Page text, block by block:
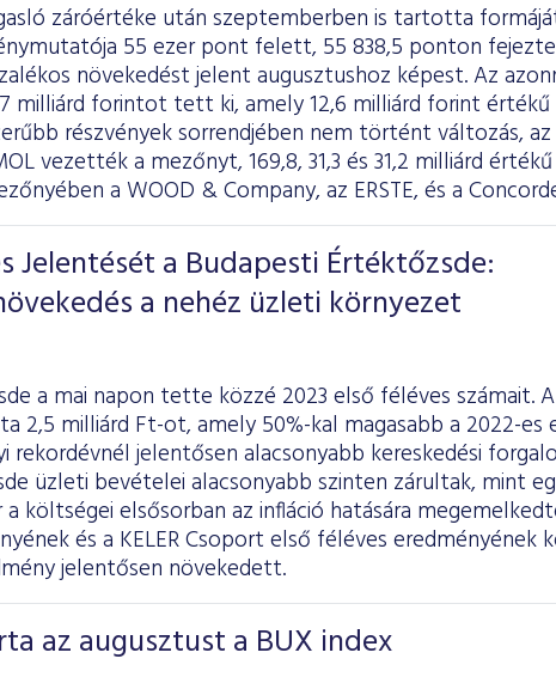
záróértéke után szeptemberben is tartotta
55 ezer pont felett, 55 838,5 ponton
növekedést jelent augusztushoz képest. Az
milliárd forintot tett ki, amely 12,6 milliárd forint értékű
részvények sorrendjében nem történt változás, az
vezették a mezőnyt, 169,8, 31,3 és 31,2 milliárd
a WOOD & Company, az ERSTE, és a
Jelentését a Budapesti Értéktőzsde:
a nehéz üzleti környezet
a mai napon tette közzé 2023 első féléves számait.
2,5 milliárd Ft-ot, amely 50%-kal magasabb a 2022-es
rekordévnél jelentősen alacsonyabb kereskedési
üzleti bevételei alacsonyabb szinten zárultak, mint
költségei elsősorban az infláció hatására
és a KELER Csoport első féléves eredményének
jelentősen növekedett.
az augusztust a BUX index